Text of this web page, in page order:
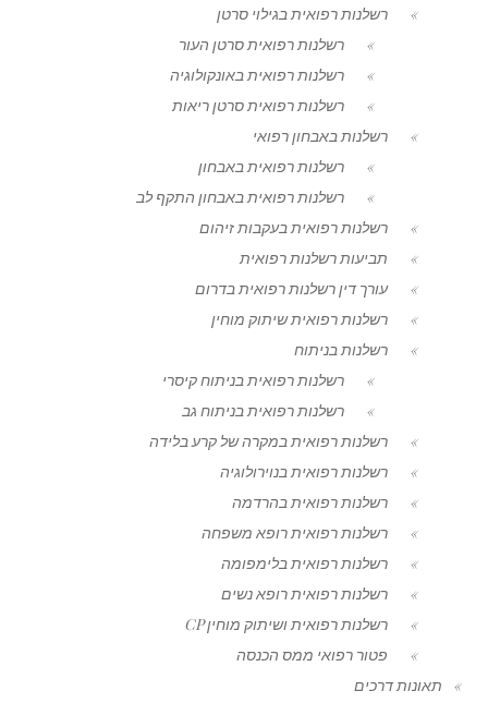
רשלנות רפואית בגילוי סרטן
רשלנות רפואית סרטן העור
רשלנות רפואית באונקולוגיה
רשלנות רפואית סרטן ריאות
רשלנות באבחון רפואי
רשלנות רפואית באבחון
רשלנות רפואית באבחון התקף לב
רשלנות רפואית בעקבות זיהום
תביעות רשלנות רפואית
עורך דין רשלנות רפואית בדרום
רשלנות רפואית שיתוק מוחין
רשלנות בניתוח
רשלנות רפואית בניתוח קיסרי
רשלנות רפואית בניתוח גב
רשלנות רפואית במקרה של קרע בלידה
רשלנות רפואית בנוירולוגיה
רשלנות רפואית בהרדמה
רשלנות רפואית רופא משפחה
רשלנות רפואית בלימפומה
רשלנות רפואית רופא נשים
רשלנות רפואית ושיתוק מוחין CP
פטור רפואי ממס הכנסה
תאונות דרכים